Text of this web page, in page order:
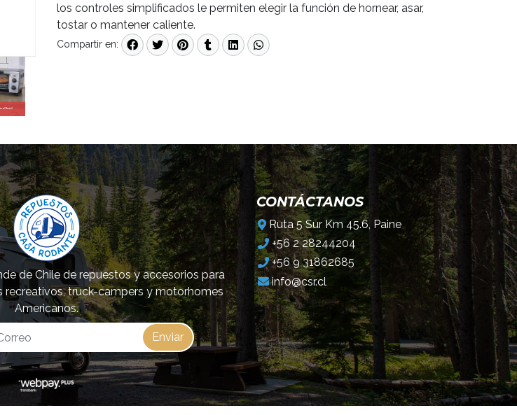
los controles simplificados le permiten elegir la función de hornear, asar,
tostar o mantener caliente.
Compartir en:
de Chile de repuestos y accesorios para
recreativos, truck-campers y motorhomes
Americanos.
CONTÁCTANOS
Ruta 5 Sur Km 45.6, Paine
+56 2 28244204
+56 9 31862685
info@csr.cl
Enviar